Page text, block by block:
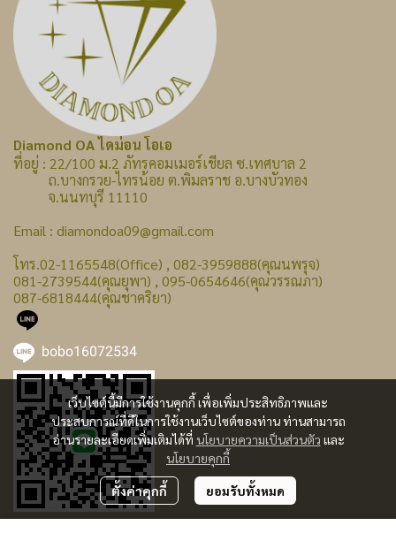
เว็บไซต์นี้มีการใช้งานคุกกี้ เพื่อเพิ่มประสิทธิภาพและ
ประสบการณ์ที่ดีในการใช้งานเว็บไซต์ของท่าน ท่านสามารถ
อ่านรายละเอียดเพิ่มเติมได้ที่ นโยบายความเป็นส่วนตัว และ
นโยบายคุกกี้
ตั้งค่าคุกกี้ ยอมรับทั้งหมด
Diamond OA ไดม่อน โอเอ
ที่อยู่ : 22/100 ม.2 ภัทรคอมเมอร์เชียล ซ.เทศบาล 2
ถ.บางกรวย-ไทรน้อย ต.พิมลราช อ.บางบัวทอง
จ.นนทบุรี 11110
Email : diamondoa09@gmail.com
โทร.02-1165548(Office) , 082-3959888(คุณนพรุจ)
081-2739544(คุณยุพา) , 095-0654646(คุณวรรณภา)
087-6818444(คุณชาคริยา)
bobo16072534